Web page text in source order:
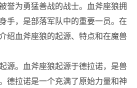
誉为勇猛善战的战士。血斧座狼拥
手，是部落军队中的重要一员。在
绍血斧座狼的起源、特点和在魔兽
源。血斧座狼起源于德拉诺，是兽
德拉诺是一个充满了原始力量和神